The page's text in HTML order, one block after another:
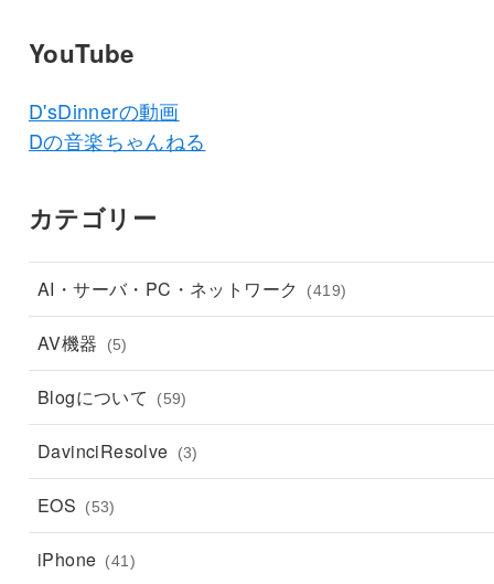
YouTube
D'sDinnerの動画
Dの音楽ちゃんねる
カテゴリー
AI・サーバ・PC・ネットワーク (419)
AV機器 (5)
Blogについて (59)
DavinciResolve (3)
EOS (53)
iPhone (41)